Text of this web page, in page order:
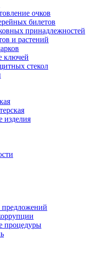
очков
билетов
принадлежностей
и растений
ключей
стекол
изделия
предложений
процедуры